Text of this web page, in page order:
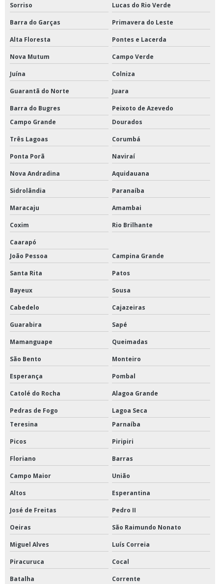
Sorriso Lucas do Rio Verde
Barra do Garças Primavera do Leste
Alta Floresta Pontes e Lacerda
Nova Mutum Campo Verde
Juína Colniza
Guarantã do Norte Juara
Barra do Bugres
Peixoto de Azevedo
Campo Grande
Dourados
Três Lagoas Corumbá
Ponta Porã Naviraí
Nova Andradina Aquidauana
Sidrolândia Paranaíba
Maracaju Amambai
Coxim Rio Brilhante
Caarapó
João Pessoa
Campina Grande
Santa Rita Patos
Bayeux Sousa
Cabedelo Cajazeiras
Guarabira Sapé
Mamanguape Queimadas
São Bento Monteiro
Esperança Pombal
Catolé do Rocha Alagoa Grande
Pedras de Fogo
Lagoa Seca
Teresina
Parnaíba
Picos Piripiri
Floriano Barras
Campo Maior União
Altos Esperantina
José de Freitas Pedro II
Oeiras São Raimundo Nonato
Miguel Alves Luís Correia
Piracuruca Cocal
Batalha
Corrente